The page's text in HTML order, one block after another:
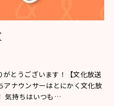
とうございます！【文化放送
アナウンサーはとにかく文化放
気持ちはいつも…